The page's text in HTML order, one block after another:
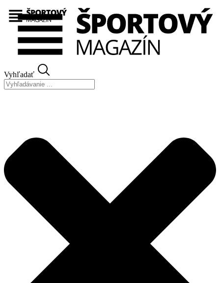
Preskočiť
na
obsah
Vyhľadať